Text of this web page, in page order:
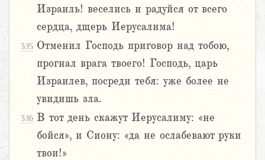
Израиль! веселись и радуйся от всего
сердца, дщерь Иерусалима!
3:15 Отменил Господь приговор над тобою,
прогнал врага твоего! Господь, царь
Израилев, посреди тебя: уже более не
увидишь зла.
3:16 В тот день скажут Иерусалиму: «не
бойся», и Сиону: «да не ослабевают руки
твои!»